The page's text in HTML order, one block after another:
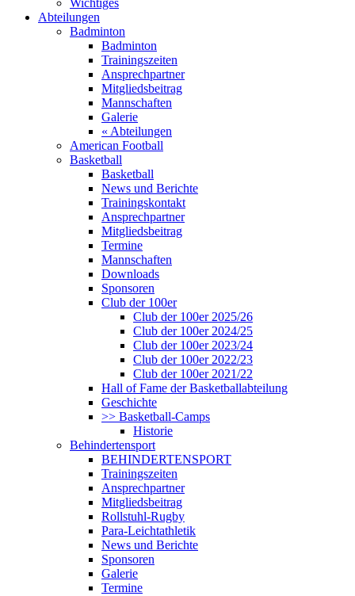
Wichtiges
Abteilungen
Badminton
Badminton
Trainingszeiten
Ansprechpartner
Mitgliedsbeitrag
Mannschaften
Galerie
« Abteilungen
American Football
Basketball
Basketball
News und Berichte
Trainingskontakt
Ansprechpartner
Mitgliedsbeitrag
Termine
Mannschaften
Downloads
Sponsoren
Club der 100er
Club der 100er 2025/26
Club der 100er 2024/25
Club der 100er 2023/24
Club der 100er 2022/23
Club der 100er 2021/22
Hall of Fame der Basketballabteilung
Geschichte
>> Basketball-Camps
Historie
Behindertensport
BEHINDERTENSPORT
Trainingszeiten
Ansprechpartner
Mitgliedsbeitrag
Rollstuhl-Rugby
Para-Leichtathletik
News und Berichte
Sponsoren
Galerie
Termine